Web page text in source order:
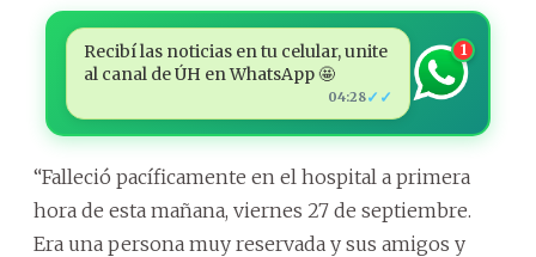
Recibí las noticias en tu celular, unite
al canal de ÚH en WhatsApp 🤩
04:28✓✓
1
“Falleció pacíficamente en el hospital a primera
hora de esta mañana, viernes 27 de septiembre.
Era una persona muy reservada y sus amigos y